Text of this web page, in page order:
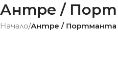
Антре /
Начало/Антре / Портманта